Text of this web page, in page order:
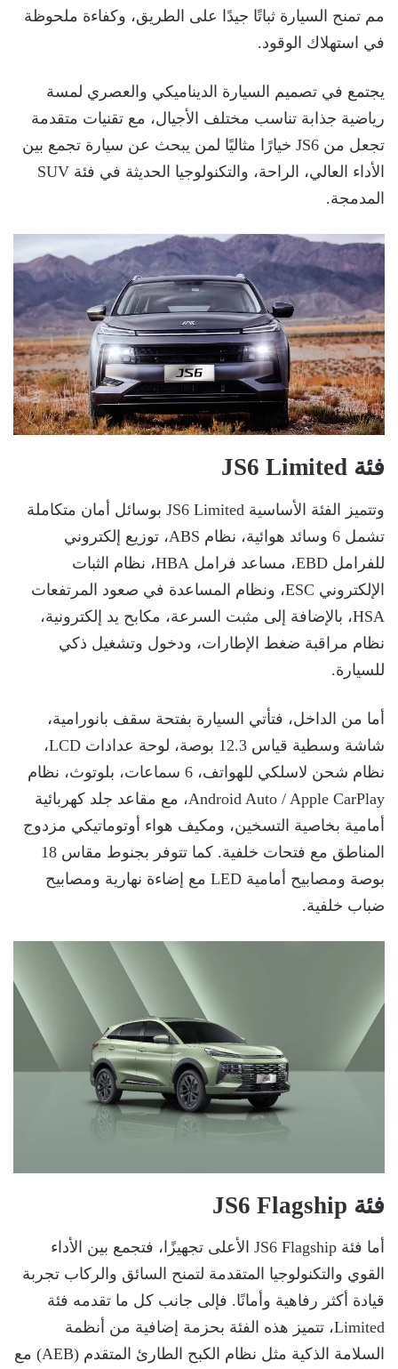
مم تمنح السيارة ثباتًا جيدًا على الطريق، وكفاءة ملحوظة
في استهلاك الوقود.
يجتمع في تصميم السيارة الديناميكي والعصري لمسة
رياضية جذابة تناسب مختلف الأجيال، مع تقنيات متقدمة
تجعل من JS6 خيارًا مثاليًا لمن يبحث عن سيارة تجمع بين
الأداء العالي، الراحة، والتكنولوجيا الحديثة في فئة SUV
المدمجة.
فئة JS6 Limited
وتتميز الفئة الأساسية JS6 Limited بوسائل أمان متكاملة
تشمل 6 وسائد هوائية، نظام ABS، توزيع إلكتروني
للفرامل EBD، مساعد فرامل HBA، نظام الثبات
الإلكتروني ESC، ونظام المساعدة في صعود المرتفعات
HSA، بالإضافة إلى مثبت السرعة، مكابح يد إلكترونية،
نظام مراقبة ضغط الإطارات، ودخول وتشغيل ذكي
للسيارة.
أما من الداخل، فتأتي السيارة بفتحة سقف بانورامية،
شاشة وسطية قياس 12.3 بوصة، لوحة عدادات LCD،
نظام شحن لاسلكي للهواتف، 6 سماعات، بلوتوث، نظام
Android Auto / Apple CarPlay، مع مقاعد جلد كهربائية
أمامية بخاصية التسخين، ومكيف هواء أوتوماتيكي مزدوج
المناطق مع فتحات خلفية. كما تتوفر بجنوط مقاس 18
بوصة ومصابيح أمامية LED مع إضاءة نهارية ومصابيح
ضباب خلفية.
فئة JS6 Flagship
أما فئة JS6 Flagship الأعلى تجهيزًا، فتجمع بين الأداء
القوي والتكنولوجيا المتقدمة لتمنح السائق والركاب تجربة
قيادة أكثر رفاهية وأمانًا. فإلى جانب كل ما تقدمه فئة
Limited، تتميز هذه الفئة بحزمة إضافية من أنظمة
السلامة الذكية مثل نظام الكبح الطارئ المتقدم (AEB) مع